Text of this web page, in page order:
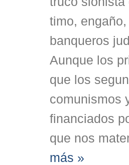
timo,
banqueros
Aunque los
que los
comunismos
financiados
que nos
más »